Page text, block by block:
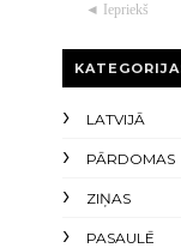
◄ Iepriekš
LATVIJĀ
PĀRDOMAS
ZIŅAS
PASAULĒ